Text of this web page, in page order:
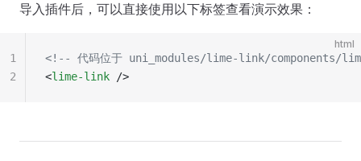
导入插件后，可以直接使用以下标签查看演示效果：
html
<!-- 代码位于 uni_modules/lime-link/components/
<lime-link />
1
2